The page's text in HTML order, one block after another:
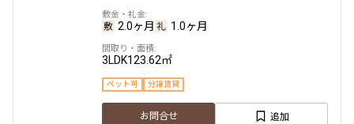
2.0ヶ月 1.0ヶ月
3LDK123.62㎡
ペット可 分譲賃貸
お問合せ 追加